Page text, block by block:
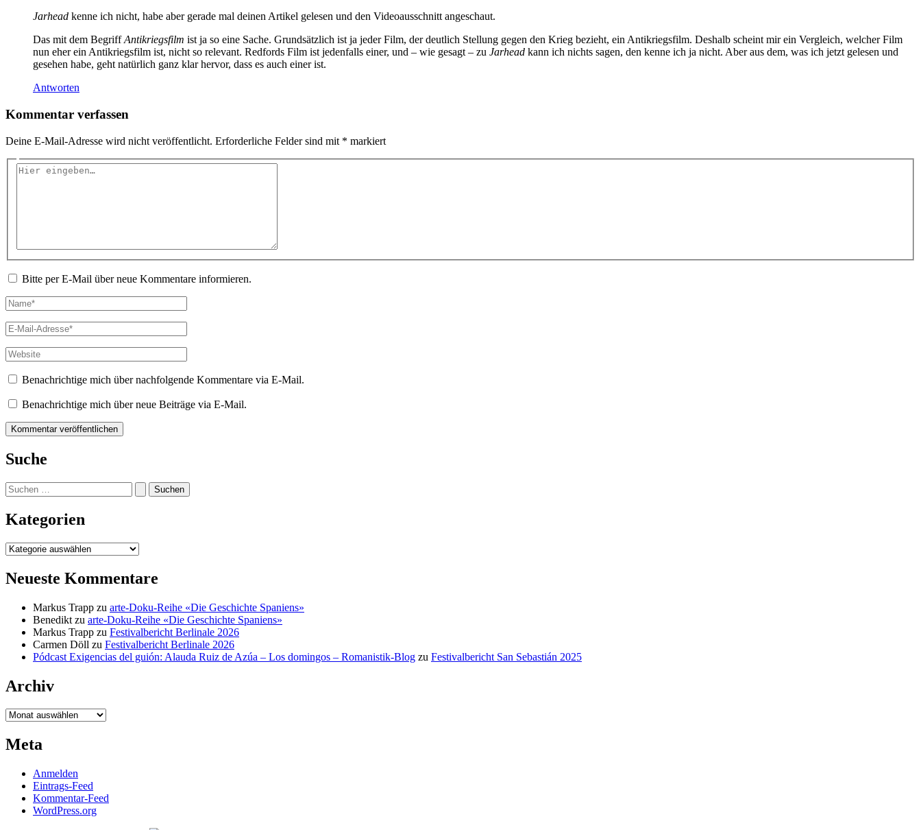
Jarhead kenne ich nicht, habe aber gerade mal deinen Artikel gelesen und den Videoausschnitt angeschaut.
Das mit dem BegriffAntikriegsfilm ist ja so eine Sache. Grundsätzlich ist ja jeder Film, der deutlich Stellung gegen den Krieg bezieht, ein Antikriegsfilm. Deshalb scheint mir ein Vergleich, welcher Film
nun eher ein Antikriegsfilm ist, nicht so relevant. Redfords Film ist jedenfalls einer, und – wie gesagt – zu Jarhead kann ich nichts sagen, den kenne ich ja nicht. Aber aus dem, was ich jetzt gelesen und
gesehen habe, geht natürlich ganz klar hervor, dass es auch einer ist.
Antworten
Kommentar verfassen
Deine E-Mail-Adresse wird nicht veröffentlicht. Erforderliche Felder sind mit * markiert
Hier
Bitte per E-Mail über neue Kommentare informieren.
Name*
E-
Mail-
Adresse*
Website
Benachrichtige mich über nachfolgende Kommentare via E-Mail.
Benachrichtige mich über neue Beiträge via E-Mail.
Suche
Suchen
nach:
Kategorien
Kategorien
Neueste Kommentare
Markus Trapp zu arte-Doku-Reihe «Die Geschichte Spaniens»
Benedikt zu arte-Doku-Reihe «Die Geschichte Spaniens»
Markus Trapp zu Festivalbericht Berlinale 2026
Carmen Döll zu Festivalbericht Berlinale 2026
Pódcast Exigencias del guión: Alauda Ruiz de Azúa – Los domingos – Romanistik-Blog zu Festivalbericht San Sebastián 2025
Archiv
Archiv
Meta
Anmelden
Eintrags-Feed
Kommentar-Feed
WordPress.org